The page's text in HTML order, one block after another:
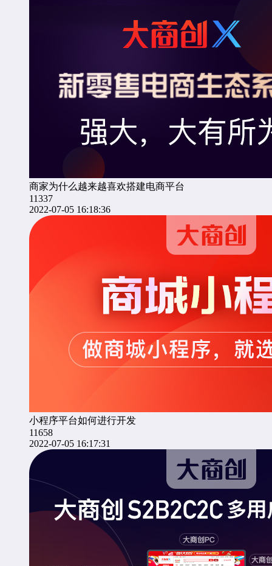
商家为什么越来越喜欢搭建电商平台
11337
2022-07-05 16:18:36
小程序平台如何进行开发
11658
2022-07-05 16:17:31